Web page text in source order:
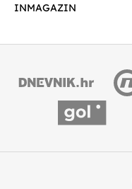
INMAGAZIN